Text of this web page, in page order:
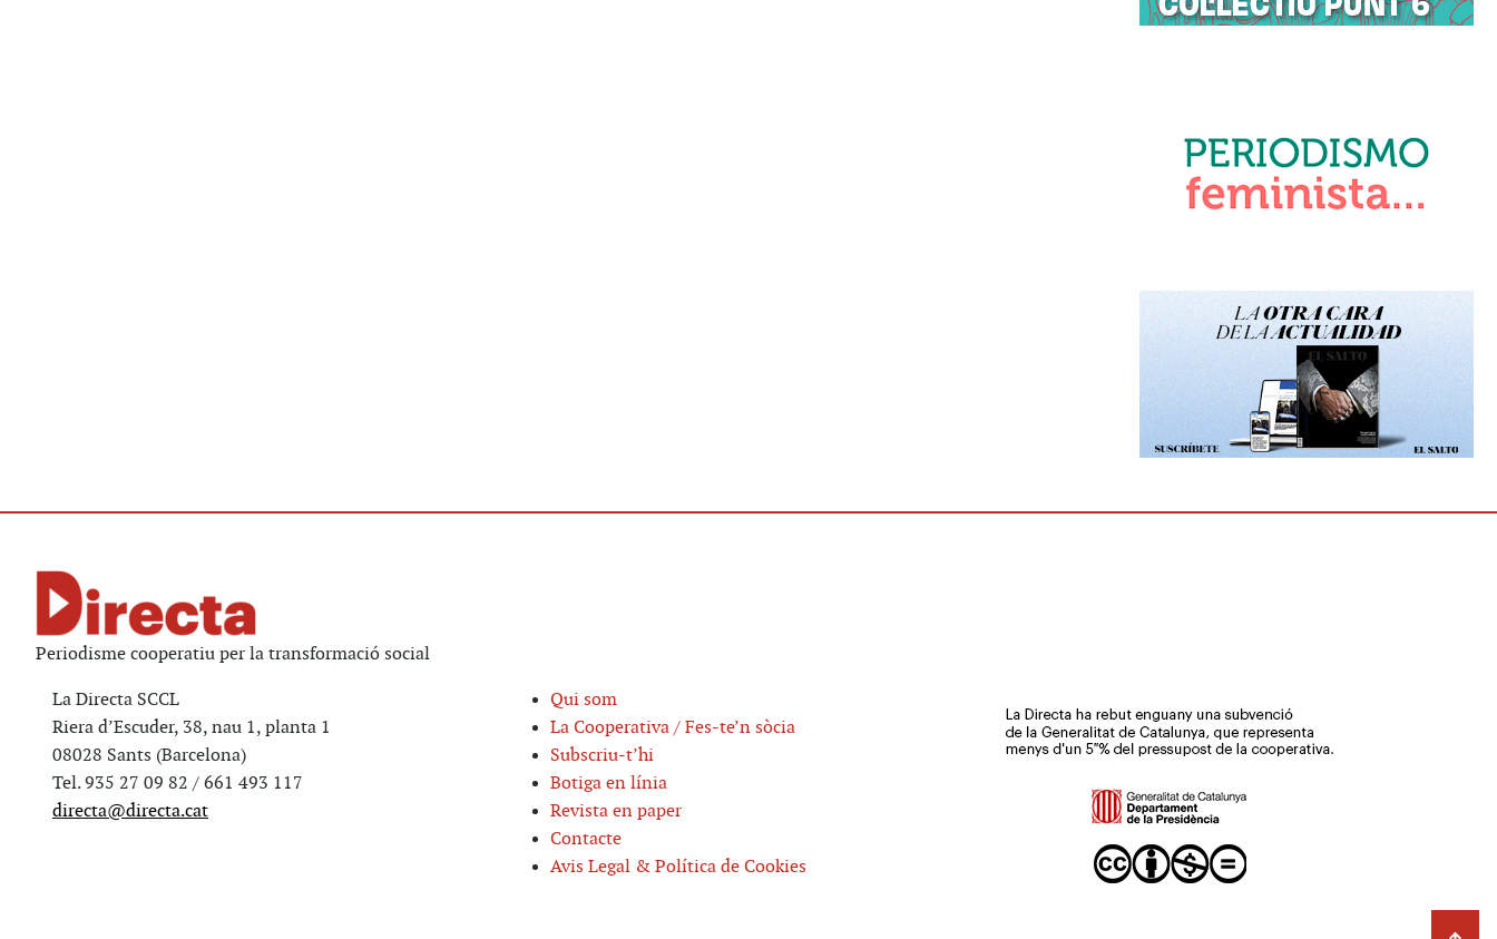
Periodisme cooperatiu per la transformació social
La Directa SCCL
Riera d’Escuder, 38, nau 1, planta 1
08028 Sants (Barcelona)
Tel. 935 27 09 82 / 661 493 117
directa@directa.cat
Qui som
La Cooperativa / Fes-te’n sòcia
Subscriu-t’hi
Botiga en línia
Revista en paper
Contacte
Avis Legal & Política de Cookies